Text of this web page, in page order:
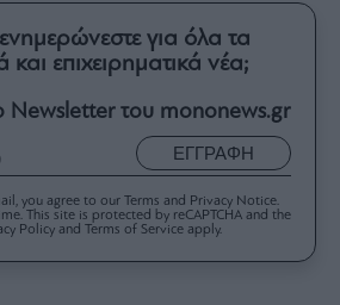
για όλα τα
και επιχειρηματικά νέα;
Newsletter του mononews.gr
ΕΓΓΡΑΦΗ
you agree to our Terms and Privacy Notice.
This site is protected by reCAPTCHA and the
Policy and Terms of Service apply.